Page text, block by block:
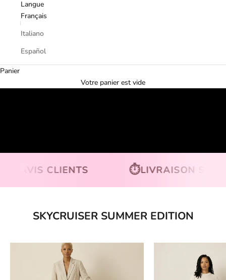
Langue
Français
Italiano
Español
Panier
Votre panier est vide
Aller à la section suivante⏱️ LIVRAISON SOUS 24–48H
SKYCRUISER SUMMER EDITION